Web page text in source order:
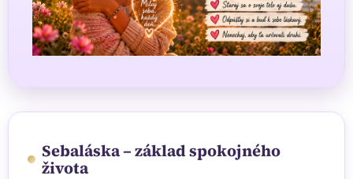
Sebaláska – základ spokojného
života